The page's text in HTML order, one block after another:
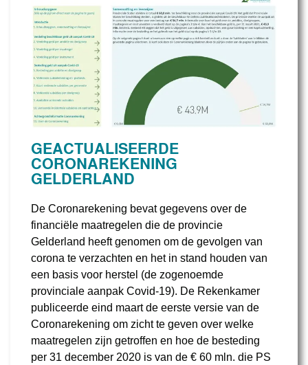
GEACTUALISEERDE
CORONAREKENING
GELDERLAND
De Coronarekening bevat gegevens over de
financiële maatregelen die de provincie
Gelderland heeft genomen om de gevolgen van
corona te verzachten en het in stand houden van
een basis voor herstel (de zogenoemde
provinciale aanpak Covid-19). De Rekenkamer
publiceerde eind maart de eerste versie van de
Coronarekening om zicht te geven over welke
maatregelen zijn getroffen en hoe de besteding
per 31 december 2020 is van de € 60 mln. die PS